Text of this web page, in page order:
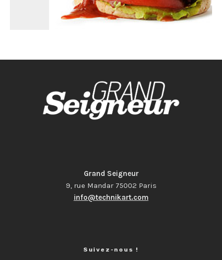
Grand Seigneur
9, rue Mandar 75002 Paris
info@technikart.com
Suivez-nous !